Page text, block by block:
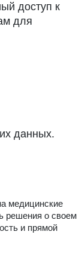
доступ к
для
данных.
медицинские
решения о своем
и прямой